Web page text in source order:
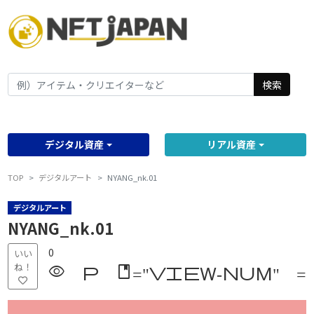
検索
デジタル資産 リアル資産
TOP デジタルアート NYANG_nk.01
デジタルアート
NYANG_nk.01
いい
ね！
0
visibility p